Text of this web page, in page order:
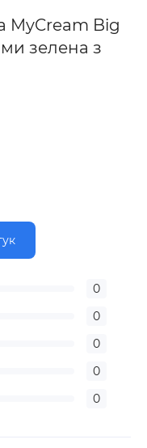
MyCream Big
зелена з
0
0
0
0
0